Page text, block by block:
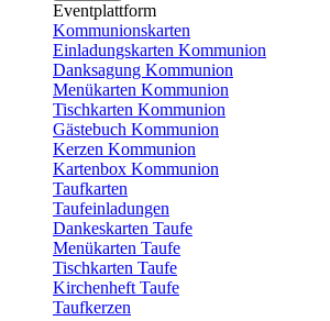
Eventplattform
Kommunionskarten
Einladungskarten Kommunion
Danksagung Kommunion
Menükarten Kommunion
Tischkarten Kommunion
Gästebuch Kommunion
Kerzen Kommunion
Kartenbox Kommunion
Taufkarten
Taufeinladungen
Dankeskarten Taufe
Menükarten Taufe
Tischkarten Taufe
Kirchenheft Taufe
Taufkerzen